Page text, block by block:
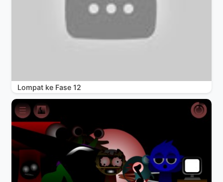
Lompat ke Fase 12